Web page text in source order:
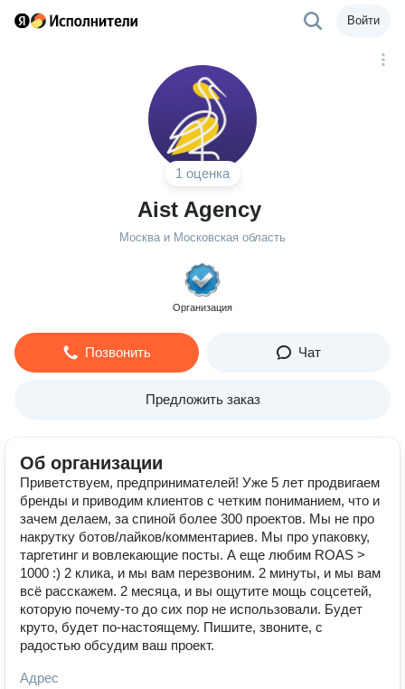
Войти
1 оценка
Aist Agency
Москва и Московская область
Организация
Позвонить Чат
Предложить заказ
Об организации
Приветствуем, предпринимателей! Уже 5 лет продвигаем
бренды и приводим клиентов с четким пониманием, что и
зачем делаем, за спиной более 300 проектов. Мы не про
накрутку ботов/лайков/комментариев. Мы про упаковку,
таргетинг и вовлекающие посты. А еще любим ROAS >
1000 :) 2 клика, и мы вам перезвоним. 2 минуты, и мы вам
всё расскажем. 2 месяца, и вы ощутите мощь соцсетей,
которую почему-то до сих пор не использовали. Будет
круто, будет по-настоящему. Пишите, звоните, с
радостью обсудим ваш проект.
Адрес